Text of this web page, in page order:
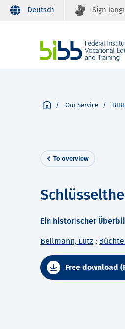
Deutsch Sign
Our Service
To overview
Ein historischer
Bellmann, Lutz ;
Free download